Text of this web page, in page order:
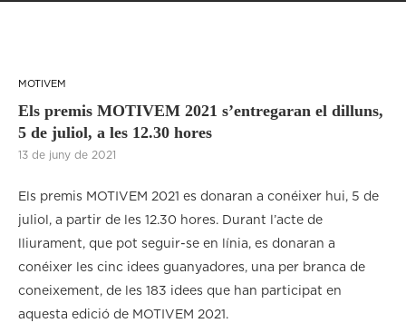
MOTIVEM
Els premis MOTIVEM 2021 s’entregaran el dilluns,
5 de juliol, a les 12.30 hores
13 de juny de 2021
Els premis MOTIVEM 2021 es donaran a conéixer hui, 5 de
juliol, a partir de les 12.30 hores. Durant l’acte de
lliurament, que pot seguir-se en línia, es donaran a
conéixer les cinc idees guanyadores, una per branca de
coneixement, de les 183 idees que han participat en
aquesta edició de MOTIVEM 2021.